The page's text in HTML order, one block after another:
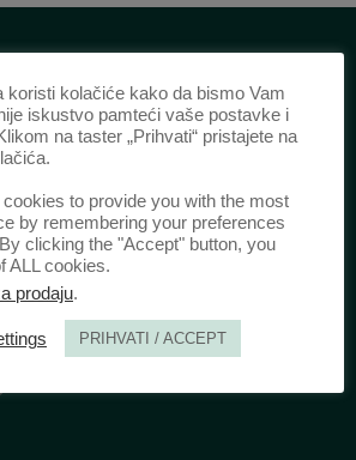
/
(Štampano izdanje)
2693(Onlajn izdanje)
Anali_PFBU_1906
Univerziteta u Beogradu
Aleksandra 67
koristi kolačiće kako da bismo Vam
iskustvo pamteći vaše postavke i
na taster „Prihvati“ pristajete na
to provide you with the most
by remembering your preferences
clicking the "Accept" button, you
ALL cookies.
prodaju.
PRIHVATI / ACCEPT